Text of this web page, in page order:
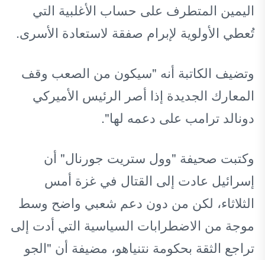
اليمين المتطرف على حساب الأغلبية التي
تُعطي الأولوية لإبرام صفقة لاستعادة الأسرى.
وتضيف الكاتبة أنه "سيكون من الصعب وقف
المعارك الجديدة إذا أصر الرئيس الأميركي
دونالد ترامب على دعمه لها".
وكتبت صحيفة "وول ستريت جورنال" أن
إسرائيل عادت إلى القتال في غزة أمس
الثلاثاء، لكن من دون دعم شعبي واضح وسط
موجة من الاضطرابات السياسية التي أدت إلى
تراجع الثقة بحكومة نتنياهو، مضيفة أن "الجو